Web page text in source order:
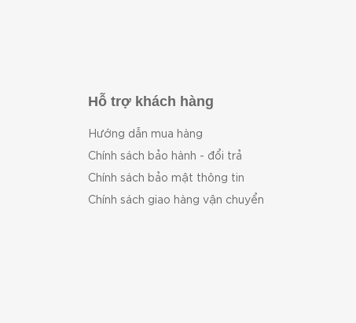
Hỗ trợ khách hàng
Hướng dẫn mua hàng
Chính sách bảo hành - đổi trả
Chính sách bảo mật thông tin
Chính sách giao hàng vận chuyển